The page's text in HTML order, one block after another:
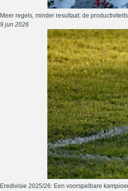
Meer regels, minder resultaat: de
9 jun 2026
Eredivisie 2025/26: Een voorspelbare